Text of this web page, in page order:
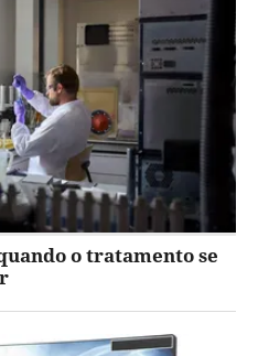
o tratamento se